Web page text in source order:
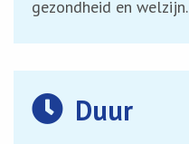
gezondheid en welzijn.
Duur